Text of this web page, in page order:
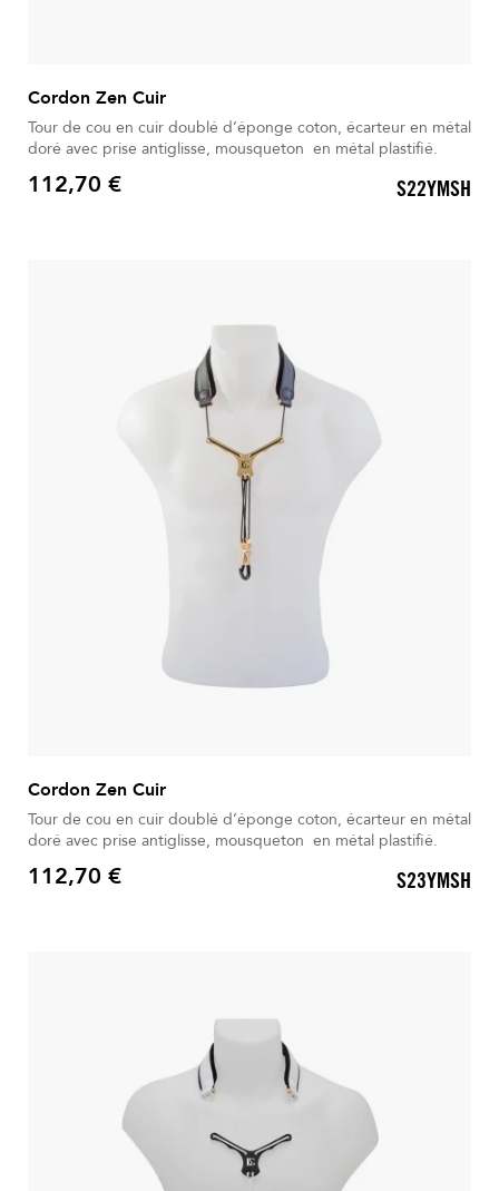
Cordon Zen Cuir
Tour de cou en cuir doublé d’éponge coton, écarteur en métal
doré avec prise antiglisse, mousqueton en métal plastifié.
Prix
112,70 € S22YMSH
Cordon Zen Cuir
Tour de cou en cuir doublé d’éponge coton, écarteur en métal
doré avec prise antiglisse, mousqueton en métal plastifié.
Prix
112,70 € S23YMSH